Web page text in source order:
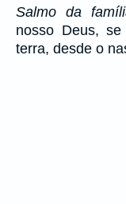
Salmo da
nosso Deus,
terra, desde o